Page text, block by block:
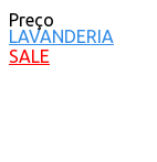
LAVANDERIA
SALE
Preço